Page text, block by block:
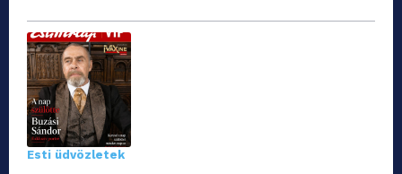
Esti üdvözletek